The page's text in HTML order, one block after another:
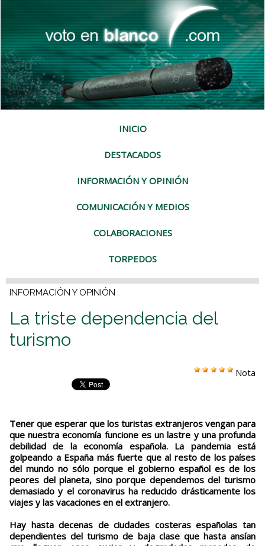
INICIO
DESTACADOS
INFORMACIÓN Y OPINIÓN
COMUNICACIÓN Y MEDIOS
COLABORACIONES
TORPEDOS
INFORMACIÓN Y OPINIÓN
La triste dependencia del
turismo
Nota
Tener que esperar que los turistas extranjeros vengan para
que nuestra economía funcione es un lastre y una profunda
debilidad de la economía española. La pandemia está
golpeando a España más fuerte que al resto de los países
del mundo no sólo porque el gobierno español es de los
peores del planeta, sino porque dependemos del turismo
demasiado y el coronavirus ha reducido drásticamente los
viajes y las vacaciones en el extranjero.
Hay hasta decenas de ciudades costeras españolas tan
dependientes del turismo de baja clase que hasta ansían